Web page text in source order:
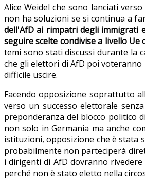
Alice Weidel che sono lanciati
non ha soluzioni se si continua a
dell'AfD ai rimpatri degli immigrati
seguire scelte condivise a livello
temi sono stati discussi durante la
che gli elettori di AfD poi voteranno
difficile uscire.
Facendo opposizione soprattutto
verso un successo elettorale
preponderanza del blocco politico
non solo in Germania ma anche
istituzioni, opposizione che è stata
probabilmente non parteciperà
i dirigenti di AfD dovranno
perché non è stato eletto nella